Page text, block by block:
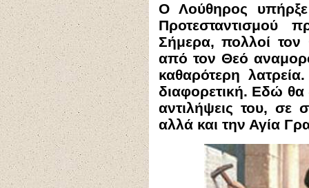
Ο Λούθηρος υπήρξε
Προτεσταντισμού
Σήμερα, πολλοί
από τον Θεό
καθαρότερη
διαφορετική. Εδώ θα
αντιλήψεις του, σε
αλλά και την Αγία